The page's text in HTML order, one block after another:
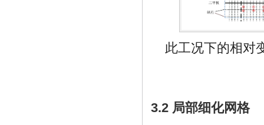
此工况下的相对
3.2 局部细化网格